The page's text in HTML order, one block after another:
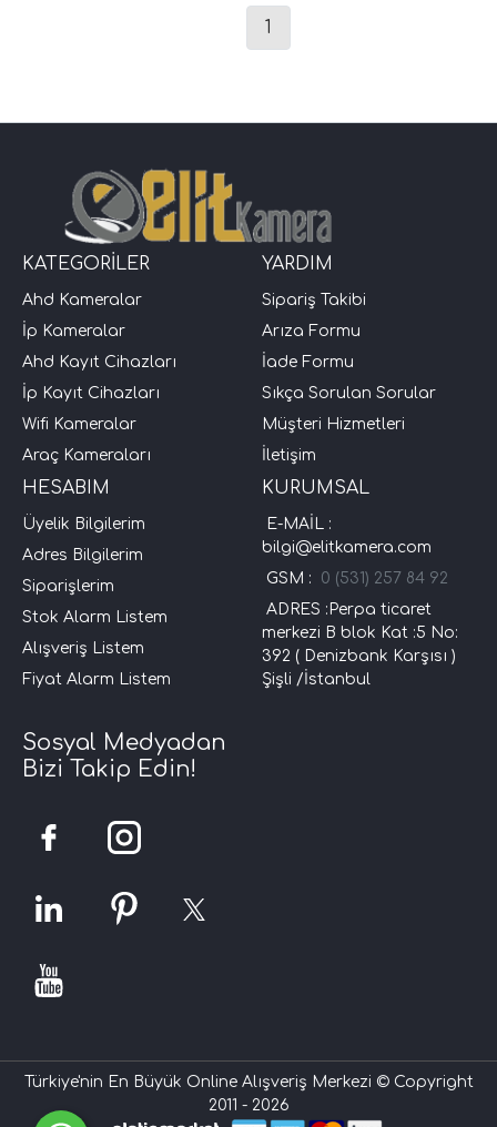
1
KATEGORİLER
Ahd Kameralar
İp Kameralar
Ahd Kayıt Cihazları
İp Kayıt Cihazları
Wifi Kameralar
Araç Kameraları
YARDIM
Sipariş Takibi
Arıza Formu
İade Formu
Sıkça Sorulan Sorular
Müşteri Hizmetleri
İletişim
HESABIM
Üyelik Bilgilerim
Adres Bilgilerim
Siparişlerim
Stok Alarm Listem
Alışveriş Listem
Fiyat Alarm Listem
KURUMSAL
E-MAİL :
bilgi@elitkamera.com
GSM : 0 (531) 257 84 92
ADRES :Perpa ticaret
merkezi B blok Kat :5 No:
392 ( Denizbank Karşısı )
Şişli /İstanbul
Sosyal Medyadan
Bizi Takip Edin!
Türkiye'nin En Büyük Online Alışveriş Merkezi © Copyright
2011 - 2026